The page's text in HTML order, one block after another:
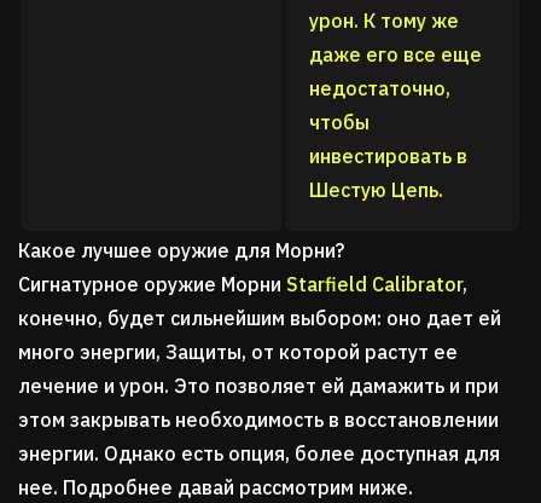
урон. К тому же
даже его все еще
недостаточно,
чтобы
инвестировать в
Шестую Цепь.
Какое лучшее оружие для Морни?
Сигнатурное оружие Морни Starfield Calibrator,
конечно, будет сильнейшим выбором: оно дает ей
много энергии, Защиты, от которой растут ее
лечение и урон. Это позволяет ей дамажить и при
этом закрывать необходимость в восстановлении
энергии. Однако есть опция, более доступная для
нее. Подробнее давай рассмотрим ниже.